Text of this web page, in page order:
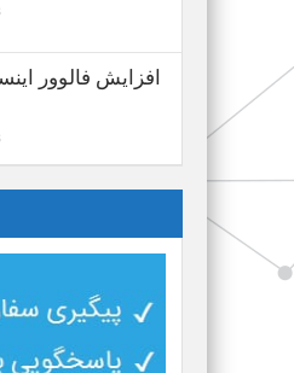
افزایش فالوور